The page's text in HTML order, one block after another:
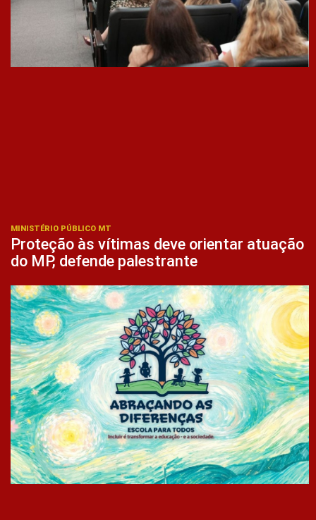
MINISTÉRIO PÚBLICO MT
Proteção às vítimas deve orientar atuação
do MP, defende palestrante